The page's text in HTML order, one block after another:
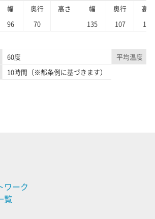
幅
奥行 高さ 幅 奥行
高さ
96
70 135 107 136
60度
平均温度
10時間（※都条例に基づきます）
ワーク
覧